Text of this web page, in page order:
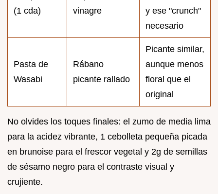
(1 cda)
vinagre
y ese "crunch"
necesario
Pasta de
Wasabi
Rábano
picante rallado
Picante similar,
aunque menos
floral que el
original
No olvides los toques finales: el zumo de media lima
para la acidez vibrante, 1 cebolleta pequeña picada
en brunoise para el frescor vegetal y 2g de semillas
de sésamo negro para el contraste visual y
crujiente.